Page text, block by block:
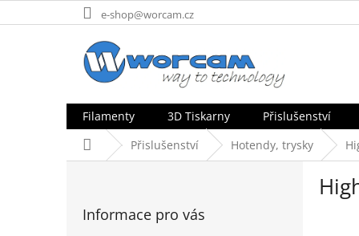
na
e-shop@worcam.cz
Filamenty 3D Tiskarny Přislušenství
Domů Přislušenství Hotendy, trysky
Informace pro vás